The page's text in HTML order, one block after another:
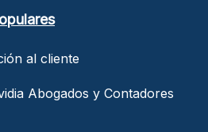
al cliente
Abogados y Contadores